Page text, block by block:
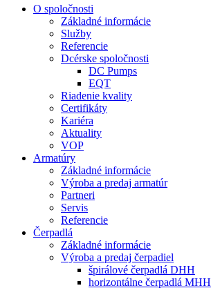
O spoločnosti
Základné informácie
Služby
Referencie
Dcérske spoločnosti
DC Pumps
EQT
Riadenie kvality
Certifikáty
Kariéra
Aktuality
VOP
Armatúry
Základné informácie
Výroba a predaj armatúr
Partneri
Servis
Referencie
Čerpadlá
Základné informácie
Výroba a predaj čerpadiel
špirálové čerpadlá DHH
horizontálne čerpadlá MHH